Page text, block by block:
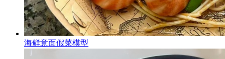
海鲜意面假菜模型